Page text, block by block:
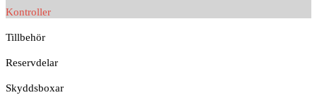
Kontroller
Tillbehör
Reservdelar
Skyddsboxar